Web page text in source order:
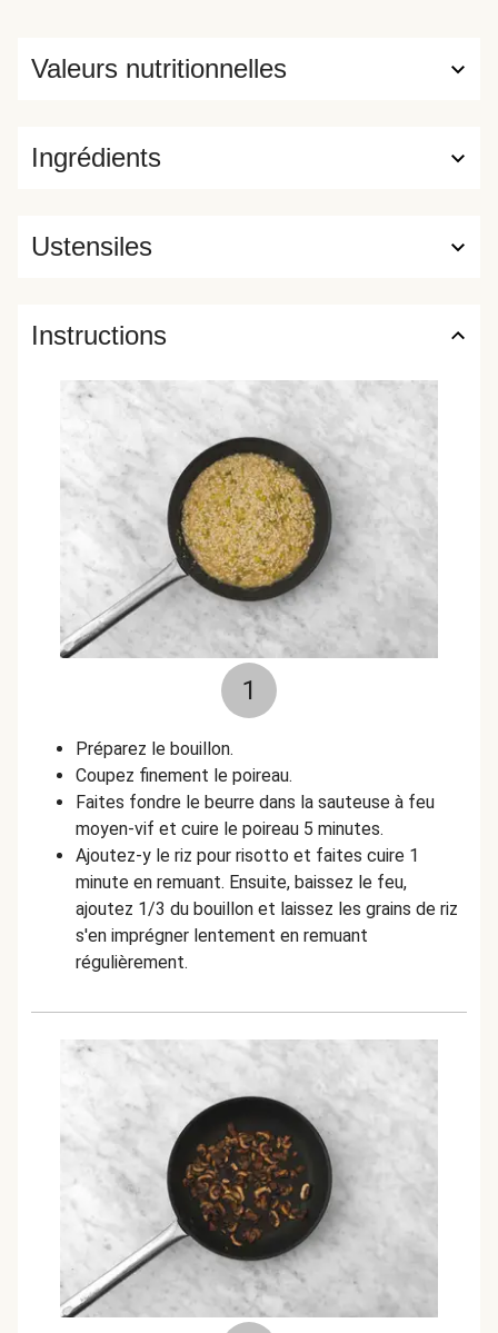
Ingrédients
Valeurs nutritionnelles
Ustensiles
Instructions
1
Préparez le bouillon.
Coupez finement le poireau.
Faites fondre le beurre dans la sauteuse à feu
moyen-vif et cuire le poireau 5 minutes.
Ajoutez-y le riz pour risotto et faites cuire 1
minute en remuant. Ensuite, baissez le feu,
ajoutez 1/3 du bouillon et laissez les grains de riz
s'en imprégner lentement en remuant
régulièrement.